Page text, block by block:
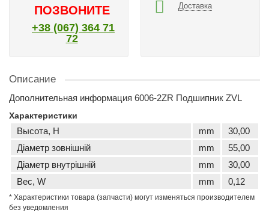
ПОЗВОНИТЕ
+38 (067) 364 71
72
Доставка
Описание
Дополнительная информация 6006-2ZR Подшипник ZVL
Характеристики
Высота, H mm
30,00
Діаметр зовнішній
mm
55,00
Діаметр внутрішній
mm
30,00
Вес, W
mm 0,12
* Характеристики товара (запчасти) могут изменяться производителем
без уведомления